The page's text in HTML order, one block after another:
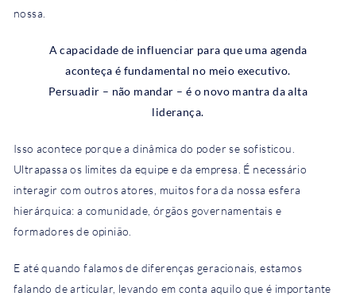
nossa.
A capacidade de influenciar para que uma agenda
aconteça é fundamental no meio executivo.
Persuadir – não mandar – é o novo mantra da alta
liderança.
Isso acontece porque a dinâmica do poder se sofisticou.
Ultrapassa os limites da equipe e da empresa. É necessário
interagir com outros atores, muitos fora da nossa esfera
hierárquica: a comunidade, órgãos governamentais e
formadores de opinião.
E até quando falamos de diferenças geracionais, estamos
falando de articular, levando em conta aquilo que é importante